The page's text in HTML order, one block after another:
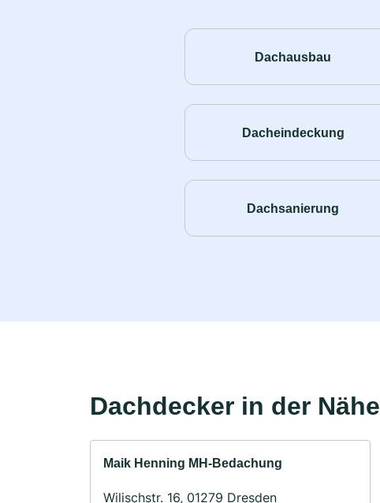
Dachausbau
Dacheindeckung
Dachsanierung
Dachdecker in der Nähe
Maik Henning MH-Bedachung
Wilischstr. 16, 01279 Dresden